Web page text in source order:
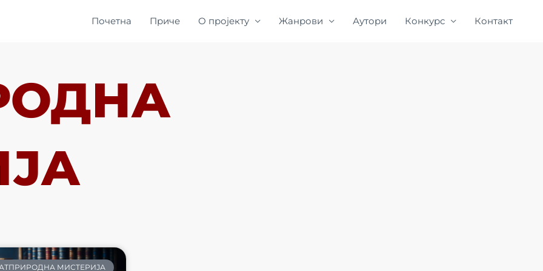
Почетна Приче О пројекту Жанрови Аутори Конкурс Контакт
МИСТЕРИЈА